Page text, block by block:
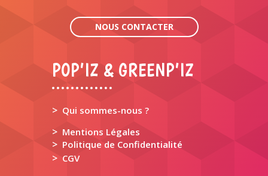
NOUS CONTACTER
POP’IZ & GREENP’IZ
> Qui sommes-nous ?
> Mentions Légales
> Politique de Confidentialité
> CGV